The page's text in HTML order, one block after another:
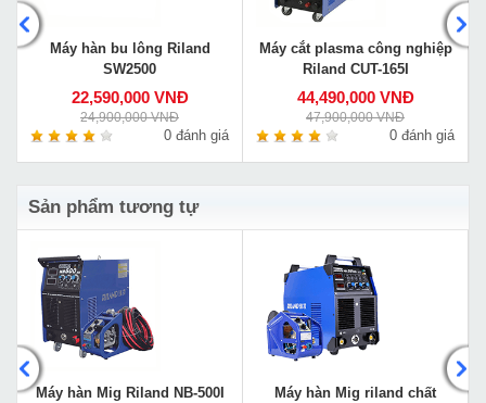
Máy hàn bu lông Riland
SW2500
22,590,000 VNĐ
24,900,000 VNĐ
0 đánh giá
Máy cắt plasma công nghiệp
Riland CUT-165I
44,490,000 VNĐ
47,900,000 VNĐ
0 đánh giá
Sản phẩm tương tự
Máy hàn Mig Riland NB-500I
Máy hàn Mig riland chất